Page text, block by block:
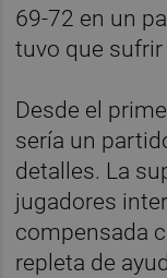
69-72 en un
tuvo que sufrir
Desde el
sería un
detalles. La
jugadores
compensada
repleta de